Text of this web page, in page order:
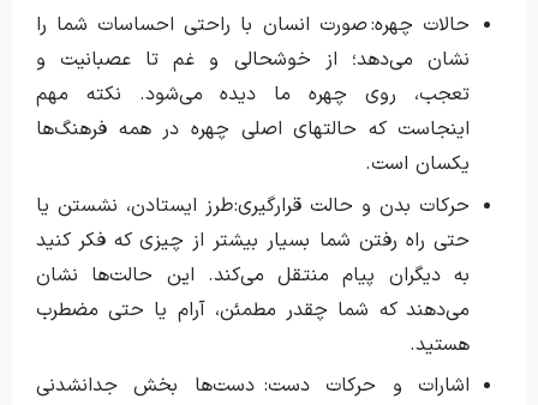
حالات چهره: صورت انسان با راحتی احساسات شما را
نشان می‌دهد؛ از خوشحالی و غم تا عصبانیت و
تعجب، روی چهره‌ ما دیده می‌شود. نکته مهم
اینجاست که حالتهای اصلی چهره در همه فرهنگ‌ها
یکسان است.
حرکات بدن و حالت قرارگیری: طرز ایستادن، نشستن یا
حتی راه رفتن شما بسیار بیشتر از چیزی که فکر کنید
به دیگران پیام منتقل می‌کند. این حالت‌ها نشان
می‌دهند که شما چقدر مطمئن، آرام یا حتی مضطرب
هستید.
اشارات و حرکات دست: دست‌ها بخش جدانشدنی